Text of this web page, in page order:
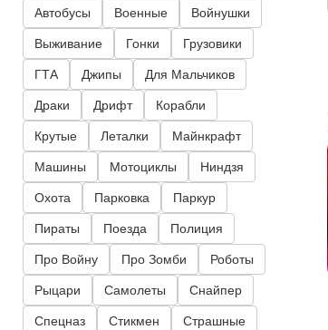
Автобусы Военные Войнушки
Выживание Гонки Грузовики
ГТА Джипы Для Мальчиков
Драки Дрифт Корабли
Крутые Леталки Майнкрафт
Машины Мотоциклы Ниндзя
Охота Парковка Паркур
Пираты Поезда Полиция
Про Войну Про Зомби Роботы
Рыцари Самолеты Снайпер
Спецназ Стикмен Страшные